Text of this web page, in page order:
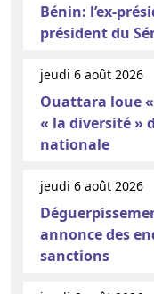
Bénin: l’ex-
président du
jeudi 6 août 2026
Ouattara loue
« la diversité »
nationale
jeudi 6 août 2026
annonce des
sanctions